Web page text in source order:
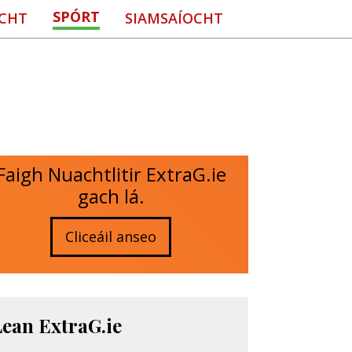
SPÓRT SIAMSAÍOCHT
Nuachtlitir ExtraG.ie
gach lá.
Cliceáil anseo
ExtraG.ie